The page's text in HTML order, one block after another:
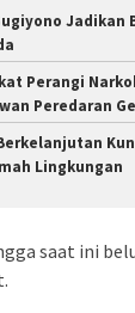
Jadikan
Perangi
Peredaran
Lingkungan
saat ini